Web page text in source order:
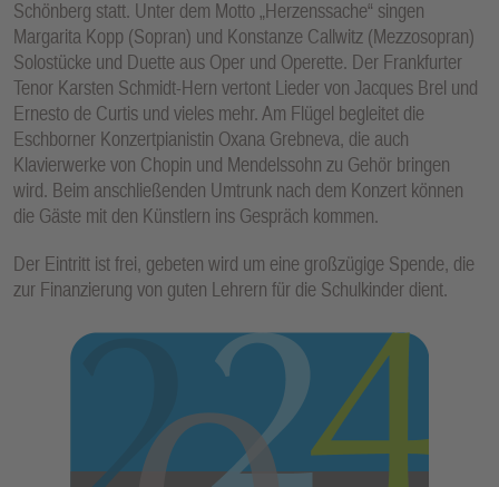
Schönberg statt. Unter dem Motto „Herzenssache“ singen
Margarita Kopp (Sopran) und Konstanze Callwitz (Mezzosopran)
Solostücke und Duette aus Oper und Operette. Der Frankfurter
Tenor Karsten Schmidt-Hern vertont Lieder von Jacques Brel und
Ernesto de Curtis und vieles mehr. Am Flügel begleitet die
Eschborner Konzertpianistin Oxana Grebneva, die auch
Klavierwerke von Chopin und Mendelssohn zu Gehör bringen
wird. Beim anschließenden Umtrunk nach dem Konzert können
die Gäste mit den Künstlern ins Gespräch kommen.
Der Eintritt ist frei, gebeten wird um eine großzügige Spende, die
zur Finanzierung von guten Lehrern für die Schulkinder dient.